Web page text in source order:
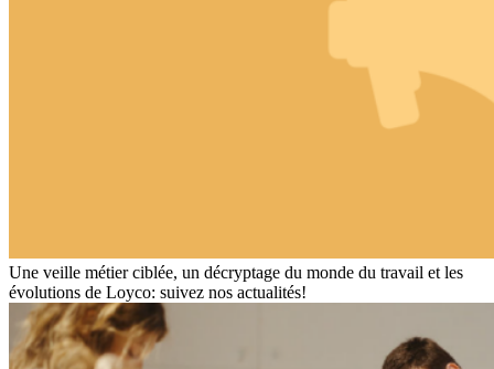
Une veille métier ciblée, un décryptage du monde du travail et les
évolutions de Loyco: suivez nos actualités!